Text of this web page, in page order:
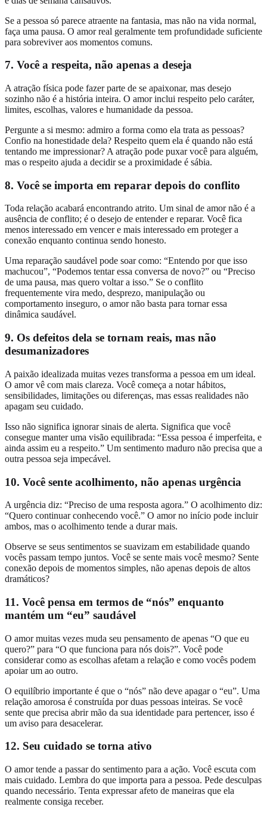
Se a pessoa só parece atraente na fantasia, mas não na vida normal,
faça uma pausa. O amor real geralmente tem profundidade suficiente
para sobreviver aos momentos comuns.
7. Você a respeita, não apenas a deseja
A atração física pode fazer parte de se apaixonar, mas desejo
sozinho não é a história inteira. O amor inclui respeito pelo caráter,
limites, escolhas, valores e humanidade da pessoa.
Pergunte a si mesmo: admiro a forma como ela trata as pessoas?
Confio na honestidade dela? Respeito quem ela é quando não está
tentando me impressionar? A atração pode puxar você para alguém,
mas o respeito ajuda a decidir se a proximidade é sábia.
8. Você se importa em reparar depois do conflito
Toda relação acabará encontrando atrito. Um sinal de amor não é a
ausência de conflito; é o desejo de entender e reparar. Você fica
menos interessado em vencer e mais interessado em proteger a
conexão enquanto continua sendo honesto.
Uma reparação saudável pode soar como: “Entendo por que isso
machucou”, “Podemos tentar essa conversa de novo?” ou “Preciso
de uma pausa, mas quero voltar a isso.” Se o conflito
frequentemente vira medo, desprezo, manipulação ou
comportamento inseguro, o amor não basta para tornar essa
dinâmica saudável.
9. Os defeitos dela se tornam reais, mas não
desumanizadores
A paixão idealizada muitas vezes transforma a pessoa em um ideal.
O amor vê com mais clareza. Você começa a notar hábitos,
sensibilidades, limitações ou diferenças, mas essas realidades não
apagam seu cuidado.
Isso não significa ignorar sinais de alerta. Significa que você
consegue manter uma visão equilibrada: “Essa pessoa é imperfeita, e
ainda assim eu a respeito.” Um sentimento maduro não precisa que a
outra pessoa seja impecável.
10. Você sente acolhimento, não apenas urgência
A urgência diz: “Preciso de uma resposta agora.” O acolhimento diz:
“Quero continuar conhecendo você.” O amor no início pode incluir
ambos, mas o acolhimento tende a durar mais.
Observe se seus sentimentos se suavizam em estabilidade quando
vocês passam tempo juntos. Você se sente mais você mesmo? Sente
conexão depois de momentos simples, não apenas depois de altos
dramáticos?
11. Você pensa em termos de “nós” enquanto
mantém um “eu” saudável
O amor muitas vezes muda seu pensamento de apenas “O que eu
quero?” para “O que funciona para nós dois?”. Você pode
considerar como as escolhas afetam a relação e como vocês podem
apoiar um ao outro.
O equilíbrio importante é que o “nós” não deve apagar o “eu”. Uma
relação amorosa é construída por duas pessoas inteiras. Se você
sente que precisa abrir mão da sua identidade para pertencer, isso é
um aviso para desacelerar.
12. Seu cuidado se torna ativo
O amor tende a passar do sentimento para a ação. Você escuta com
mais cuidado. Lembra do que importa para a pessoa. Pede desculpas
quando necessário. Tenta expressar afeto de maneiras que ela
realmente consiga receber.